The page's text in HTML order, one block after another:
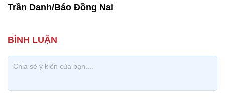
Trần Danh/Báo Đồng Nai